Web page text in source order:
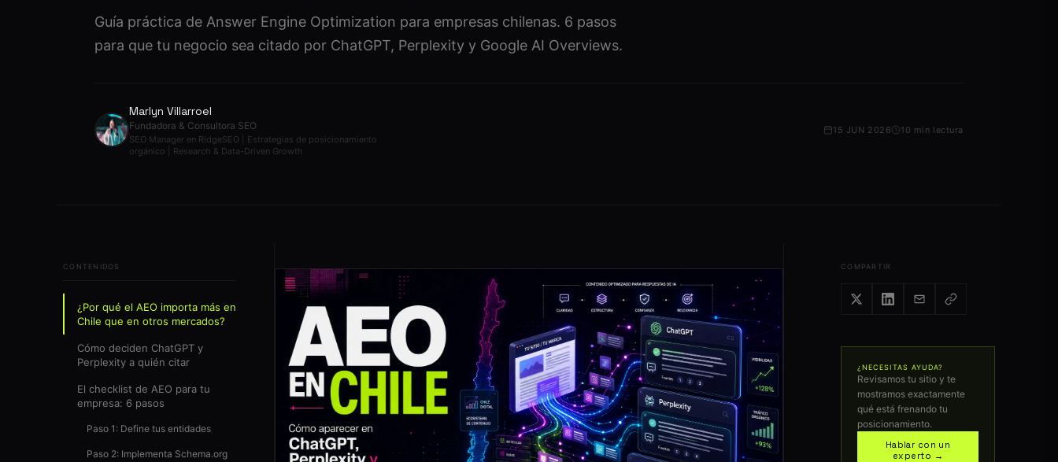
SEO para IA · ChatGPT, Perplexity
¿Qué es el AEO?
categorías
SEO para turismo
Hoteles, agencias y destinos
SEO Internacional
¿Tu empresa necesita expandirse?
Guía práctica de Answer Engine Optimization para empresas chilenas. 6 pasos
para que tu negocio sea citado por ChatGPT, Perplexity y Google AI Overviews.
Marlyn Villarroel
Fundadora & Consultora SEO
SEO Manager en RidgeSEO | Estrategias de posicionamiento
orgánico | Research & Data-Driven Growth
15 JUN 2026 10 min lectura
CONTENIDOS
¿Por qué el AEO importa más en
Chile que en otros mercados?
Cómo deciden ChatGPT y
Perplexity a quién citar
El checklist de AEO para tu
empresa: 6 pasos
Paso 1: Define tus entidades
Paso 2: Implementa Schema.org
COMPARTIR
¿NECESITAS AYUDA?
Revisamos tu sitio y te
mostramos exactamente
qué está frenando tu
posicionamiento.
Hablar con un
experto →